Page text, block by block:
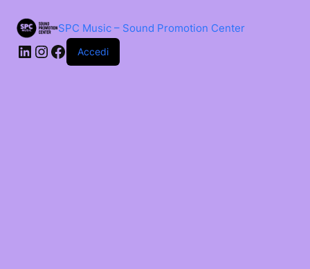
contenuto
SPC Music – Sound Promotion Center
LinkedIn
Instagram
Facebook
Accedi